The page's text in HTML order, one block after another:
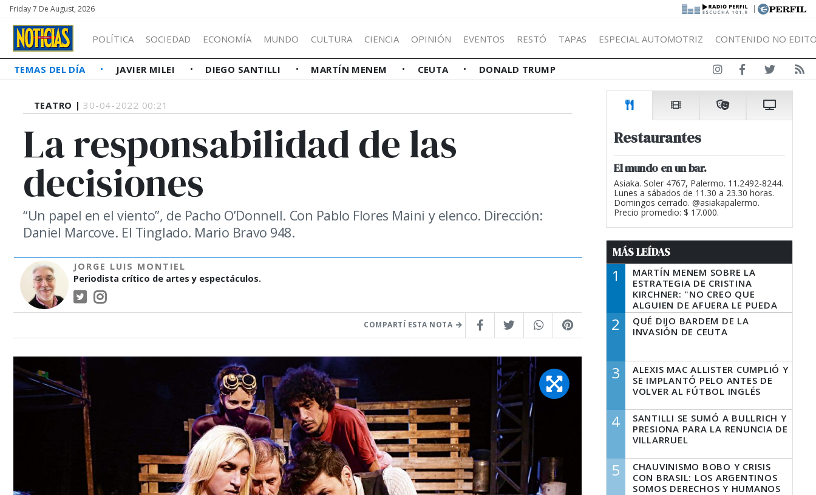
Friday 7 De August, 2026 |
POLÍTICA SOCIEDAD ECONOMÍA MUNDO CULTURA CIENCIA OPINIÓN EVENTOS RESTÓ TAPAS ESPECIAL AUTOMOTRIZ CONTENIDO NO
TEMAS DEL DÍA JAVIER MILEI DIEGO SANTILLI MARTÍN MENEM CEUTA DONALD TRUMP
TEATRO |30-04-2022 00:21
La responsabilidad de las
decisiones
“Un papel en el viento”, de Pacho O’Donnell. Con Pablo Flores Maini y elenco. Dirección:
Daniel Marcove. El Tinglado. Mario Bravo 948.
JORGE LUIS MONTIEL
Periodista crítico de artes y espectáculos.
COMPARTÍ ESTA NOTA
Restaurantes
El mundo en un bar.
Asiaka. Soler 4767, Palermo. 11.2492-8244.
Lunes a sábados de 11.30 a 23.30 horas.
Domingos cerrado. @asiakapalermo.
Precio promedio: $ 17.000.
MÁS LEÍDAS
1
MARTÍN MENEM SOBRE LA
ESTRATEGIA DE CRISTINA
KIRCHNER: "NO CREO QUE
ALGUIEN DE AFUERA LE PUEDA
DECIR A LA JUSTICIA LO QUE
TIENE QUE HACER"
2
QUÉ DIJO BARDEM DE LA
INVASIÓN DE CEUTA
3
ALEXIS MAC ALLISTER CUMPLIÓ Y
SE IMPLANTÓ PELO ANTES DE
VOLVER AL FÚTBOL INGLÉS
4
SANTILLI SE SUMÓ A BULLRICH Y
PRESIONA PARA LA RENUNCIA DE
VILLARRUEL
5
CHAUVINISMO BOBO Y CRISIS
CON BRASIL: LOS ARGENTINOS
SOMOS DERECHOS Y HUMANOS